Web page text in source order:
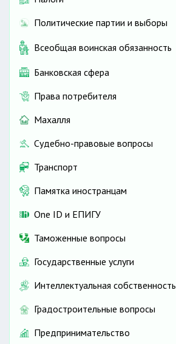
Политические партии и выборы
Всеобщая воинская обязанность
Банковская сфера
Права потребителя
Махалля
Судебно-правовые вопросы
Транспорт
Памятка иностранцам
One ID и ЕПИГУ
Таможенные вопросы
Государственные услуги
Интеллектуальная собственность
Градостроительные вопросы
Предпринимательство